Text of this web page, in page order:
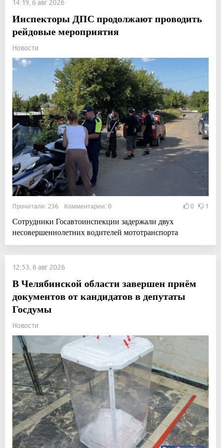
14:19, 6 авг 2026
Инспекторы ДПС продолжают проводить
рейдовые мероприятия
Новости
Прочитали: 236 Комментарии: 0 0 1
Сотрудники Госавтоинспекции задержали двух
несовершеннолетних водителей мототранспорта
12:53, 6 авг 2026
В Челябинской области завершен приём
документов от кандидатов в депутаты
Госдумы
Новости